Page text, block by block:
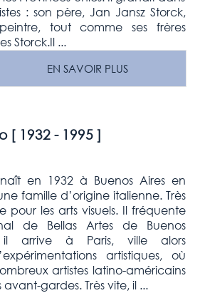
: son père, Jan Jansz Storck,
tout comme ses frères
Storck.Il ...
EN SAVOIR PLUS
[ 1932 - 1995]
en 1932 à Buenos Aires en
famille d’origine italienne. Très
pour les arts visuels. Il fréquente
de Bellas Artes de Buenos
il arrive à Paris, ville alors
artistiques, où
artistes latino-américains
gardes. Très vite, il ...